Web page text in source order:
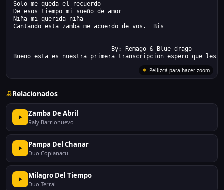
Solo me queda el recuerdo
De esos tiempo mi sueño de amor
Niña mi querida niña
Cantando esta zamba me acuerdo de vos.  Bis
By: Remago & Blue_drago
Bueno esta es nuestra primera transcripcion espero que les
Pellizcá para hacer zoom
Relacionados
Zamba De Abril
Raly Barrionuevo
Pampa Del Chanar
Duo Coplanacu
Milagro Del Tiempo
Duo Terral